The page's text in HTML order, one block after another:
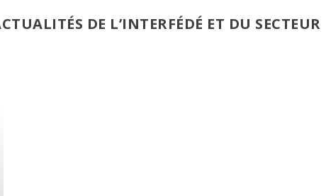
DE L’INTERFÉDÉ ET DU SECTEUR